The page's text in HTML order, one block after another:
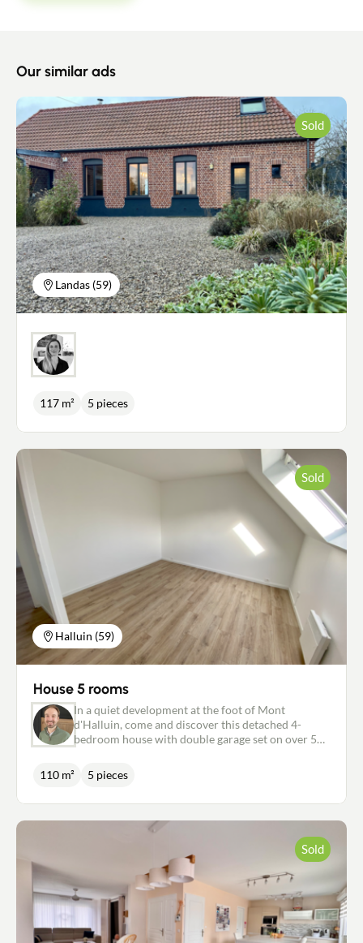
Our similar ads
Landas (59)
Sold
117 m² 5 pieces
Halluin (59)
Sold
House 5 rooms
In a quiet development at the foot of Mont
d'Halluin, come and discover this detached 4-
bedroom house with double garage set on over 550
room, separate toilet and a pleasant living room
with open-plan kitchen opening onto a terrace and
double garage with laundry area and 2 private
Coucke, 06 07 68 71 18, NewDeal immobilier/
Agent commercial RSAC2017AC00078.
110 m² 5 pieces
Sold